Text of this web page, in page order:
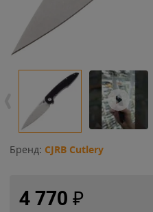
Бренд: CJRB Cutlery
4 770 ₽